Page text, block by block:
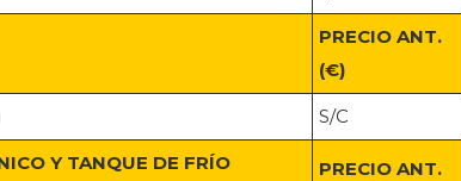
PRECIO ANT.
(€)
S/C
Y TANQUE DE FRÍO
PRECIO ANT.